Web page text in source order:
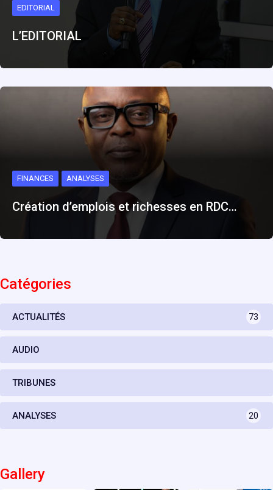
EDITORIAL
L’EDITORIAL
FINANCES ANALYSES
Création d’emplois et richesses en RDC…
Catégories
ACTUALITÉS 73
AUDIO
TRIBUNES
ANALYSES 20
Gallery